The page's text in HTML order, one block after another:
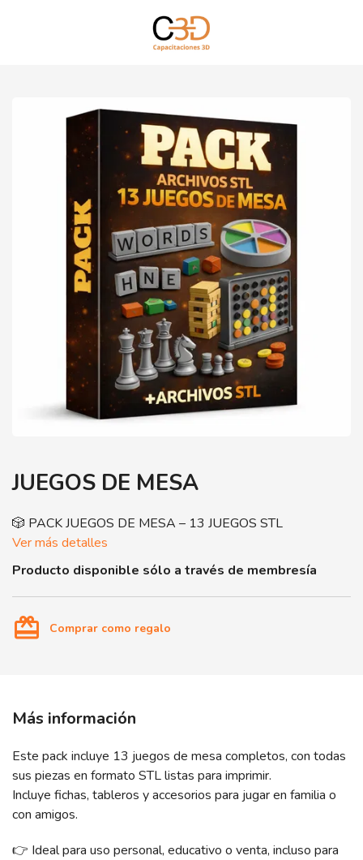
JUEGOS DE MESA
🎲 PACK JUEGOS DE MESA – 13 JUEGOS STL
Ver más detalles
Producto disponible sólo a través de membresía
card_giftcard Comprar como regalo
Más información
Este pack incluye 13 juegos de mesa completos, con todas
sus piezas en formato STL listas para imprimir.
Incluye fichas, tableros y accesorios para jugar en familia o
con amigos.
👉 Ideal para uso personal, educativo o venta, incluso para